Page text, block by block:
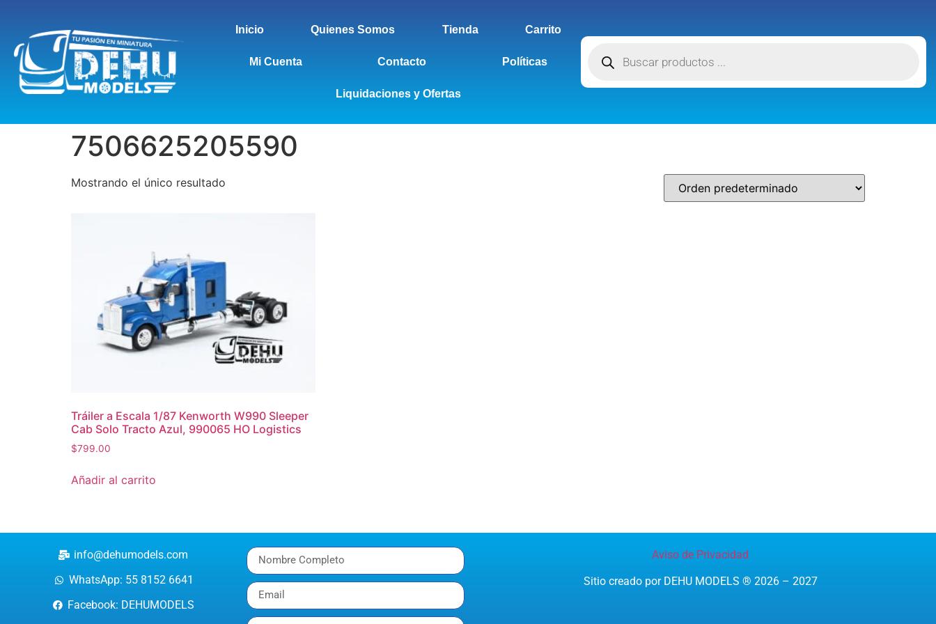
Inicio Quienes Somos Tienda Carrito
Mi Cuenta Contacto Políticas
Liquidaciones y Ofertas
7506625205590
Mostrando el único resultado
Tráiler a Escala 1/87 Kenworth W990 Sleeper
Cab Solo Tracto Azul, 990065 HO Logistics
$799.00
Añadir al carrito
info@dehumodels.com
WhatsApp: 55 8152 6641
Facebook: DEHUMODELS
Aviso de Privacidad
Sitio creado por DEHU MODELS ® 2026 – 2027